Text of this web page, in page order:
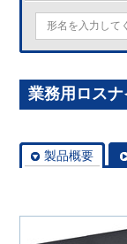
業務用ロス
製品概要